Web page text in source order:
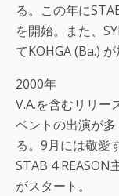
る。この年に
を開始。また、
てKOHGA (Ba.) が
2000年
V.A.を含むリリー
ベントの出演が
る。9月には敬愛
STAB 4 REASON
がスタート。